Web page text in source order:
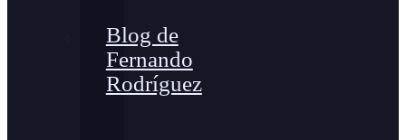
Blog de
Fernando
Rodríguez